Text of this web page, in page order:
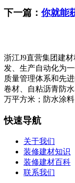
下一篇： 你就能
浙江J9直营集团建
发、生产自动化为
质量管理体系和先
卷材、自粘沥青防
万平方米；防水涂
快速导航
关于我们
装修建材知识
装修建材百科
联系我们